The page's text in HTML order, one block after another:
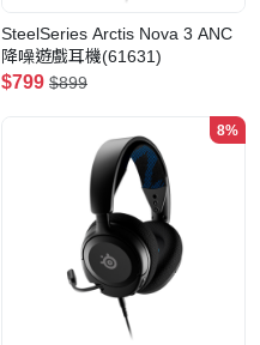
SteelSeries Arctis Nova 3 ANC
降噪遊戲耳機(61631)
$799 $899
8%